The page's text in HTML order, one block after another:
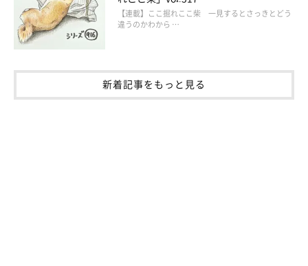
【連載】ここ掘れここ柴 一見するとさっきとどう
違うのかわから …
新着記事をもっと見る